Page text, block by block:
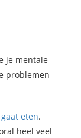
je mentale
problemen
eten.
heel veel